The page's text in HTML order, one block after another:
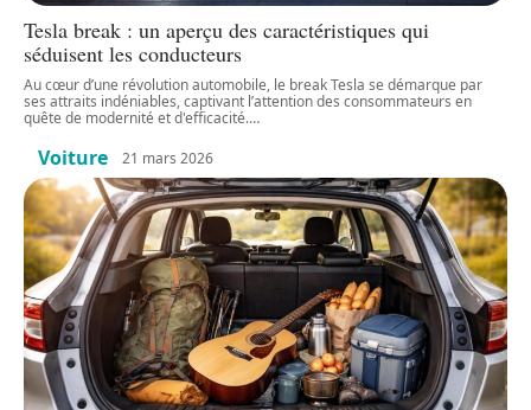
Tesla break : un aperçu des caractéristiques qui
séduisent les conducteurs
Au cœur d’une révolution automobile, le break Tesla se démarque par
ses attraits indéniables, captivant l’attention des consommateurs en
quête de modernité et d'efficacité.…
Voiture 21 mars 2026